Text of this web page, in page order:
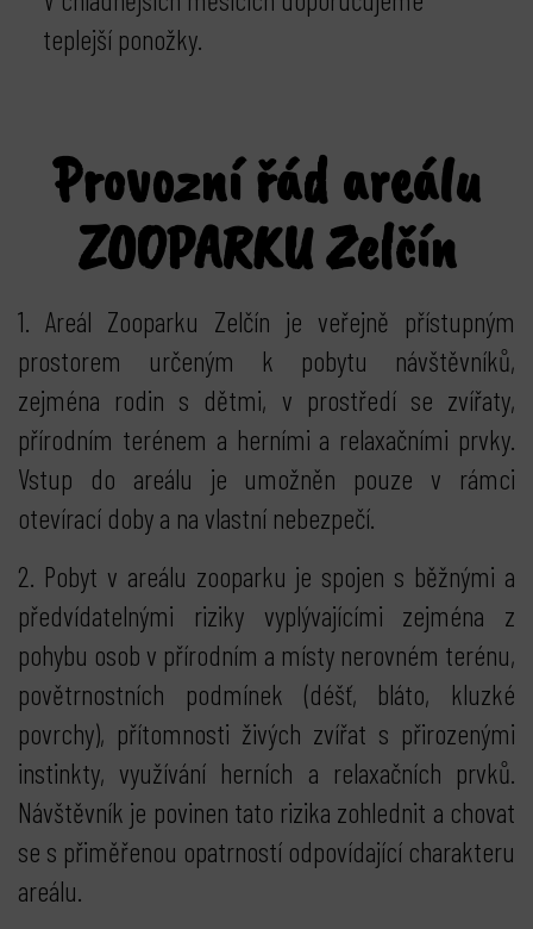
teplejší ponožky.
Provozní řád areálu
ZOOPARKU Zelčín
1. Areál Zooparku Zelčín je veřejně přístupným
prostorem určeným k pobytu návštěvníků,
zejména rodin s dětmi, v prostředí se zvířaty,
přírodním terénem a herními a relaxačními prvky.
Vstup do areálu je umožněn pouze v rámci
otevírací doby a na vlastní nebezpečí.
2. Pobyt v areálu zooparku je spojen s běžnými a
předvídatelnými riziky vyplývajícími zejména z
pohybu osob v přírodním a místy nerovném terénu,
povětrnostních podmínek (déšť, bláto, kluzké
povrchy), přítomnosti živých zvířat s přirozenými
instinkty, využívání herních a relaxačních prvků.
Návštěvník je povinen tato rizika zohlednit a chovat
se s přiměřenou opatrností odpovídající charakteru
areálu.